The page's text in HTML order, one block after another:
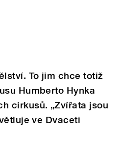
To jim chce totiž
Humberto Hynka
cirkusů. „Zvířata jsou
ve Dvaceti